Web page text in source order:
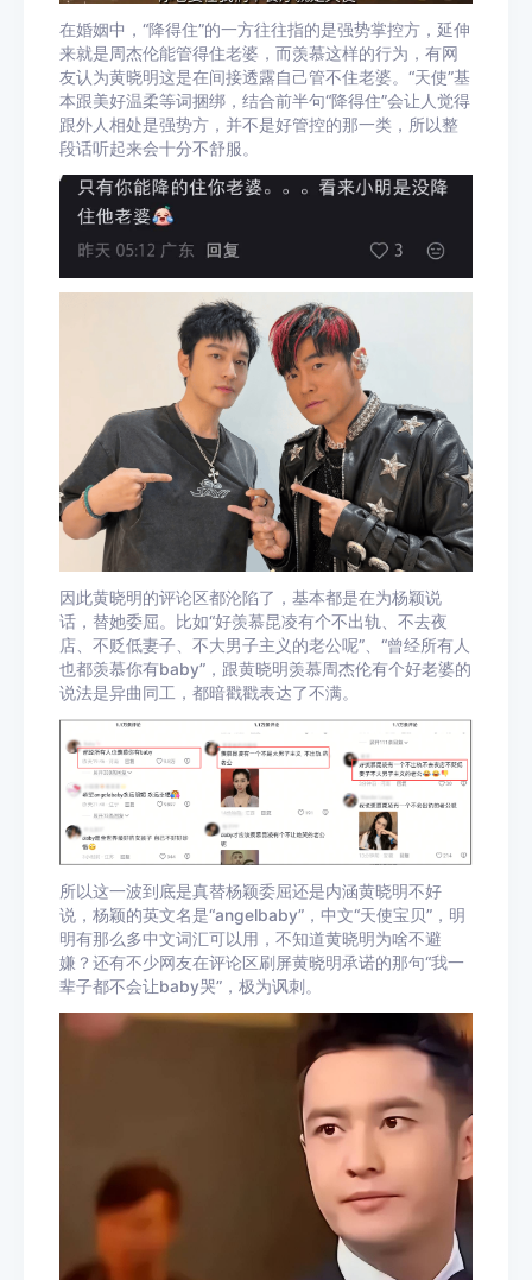
在婚姻中，“降得住”的一方往往指的是强势掌控方，延伸
来就是周杰伦能管得住老婆，而羡慕这样的行为，有网
友认为黄晓明这是在间接透露自己管不住老婆。“天使”基
本跟美好温柔等词捆绑，结合前半句“降得住”会让人觉得
跟外人相处是强势方，并不是好管控的那一类，所以整
段话听起来会十分不舒服。
因此黄晓明的评论区都沦陷了，基本都是在为杨颖说
话，替她委屈。比如“好羡慕昆凌有个不出轨、不去夜
店、不贬低妻子、不大男子主义的老公呢”、“曾经所有人
也都羡慕你有baby”，跟黄晓明羡慕周杰伦有个好老婆的
说法是异曲同工，都暗戳戳表达了不满。
所以这一波到底是真替杨颖委屈还是内涵黄晓明不好
说，杨颖的英文名是“angelbaby”，中文“天使宝贝”，明
明有那么多中文词汇可以用，不知道黄晓明为啥不避
嫌？还有不少网友在评论区刷屏黄晓明承诺的那句“我一
辈子都不会让baby哭”，极为讽刺。